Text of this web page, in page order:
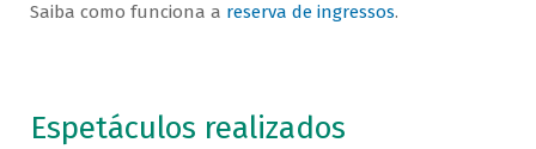
Saiba como funciona a reserva de ingressos.
Espetáculos realizados